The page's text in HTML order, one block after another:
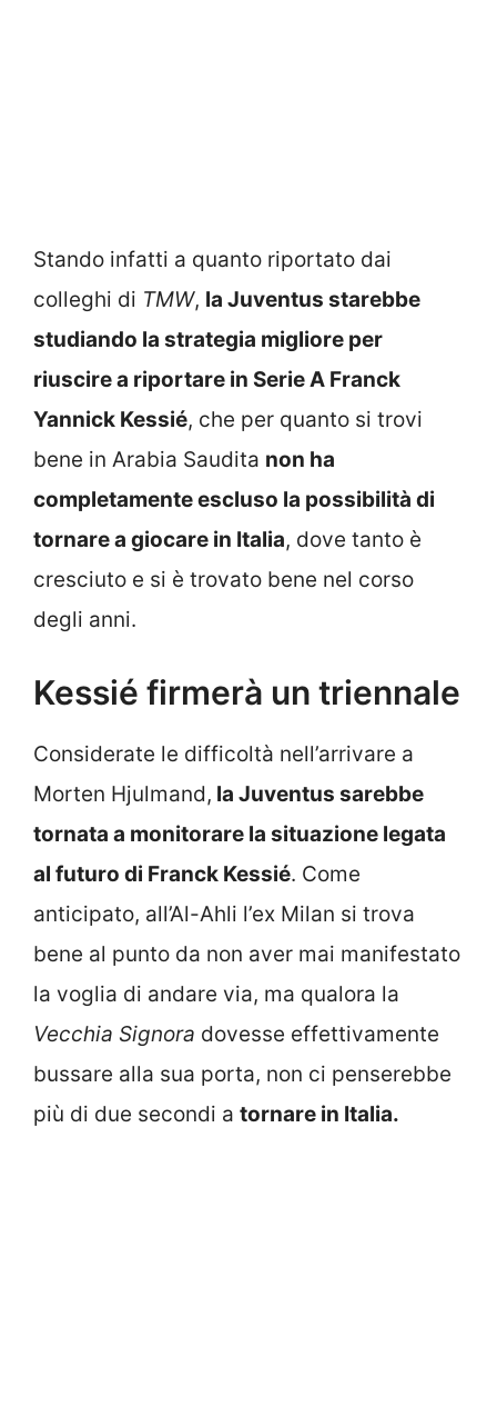
Stando infatti a quanto riportato dai
colleghi di TMW, la Juventus starebbe
studiando la strategia migliore per
riuscire a riportare in Serie A Franck
Yannick Kessié, che per quanto si trovi
bene in Arabia Saudita non ha
completamente escluso la possibilità di
tornare a giocare in Italia, dove tanto è
cresciuto e si è trovato bene nel corso
degli anni.
Kessié firmerà un triennale
Considerate le difficoltà nell’arrivare a
Morten Hjulmand, la Juventus sarebbe
tornata a monitorare la situazione legata
al futuro di Franck Kessié. Come
anticipato, all’Al-Ahli l’ex Milan si trova
bene al punto da non aver mai manifestato
la voglia di andare via, ma qualora la
Vecchia Signora dovesse effettivamente
bussare alla sua porta, non ci penserebbe
più di due secondi a tornare in Italia.